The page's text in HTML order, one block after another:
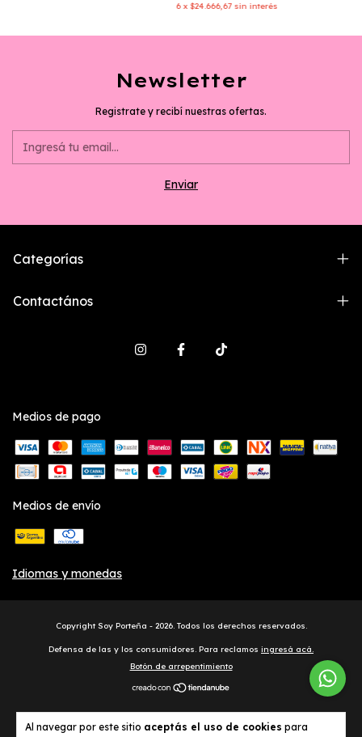
Al navegar por este sitio aceptás el uso de cookies para
6 x$24.666,67 sin interés
Newsletter
Registrate y recibí nuestras ofertas.
Categorías
Contactános
Medios de pago
Medios de envío
Idiomas y monedas
Copyright Soy Porteña - 2026. Todos los derechos reservados.
Defensa de las y los consumidores. Para reclamos ingresá acá.
Botón de arrepentimiento